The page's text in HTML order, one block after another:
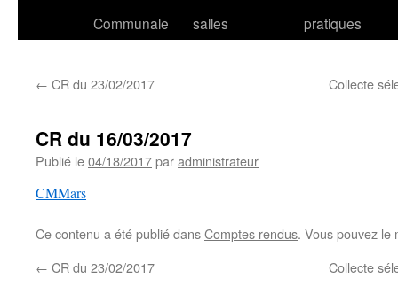
Communale
salles
pratiques
← CR du 23/02/2017 Collecte
CR du 16/03/2017
Publié le04/18/2017paradministrateur
CMMars
Ce contenu a été publié dansComptes rendus. Vous pouvez
← CR du 23/02/2017 Collecte